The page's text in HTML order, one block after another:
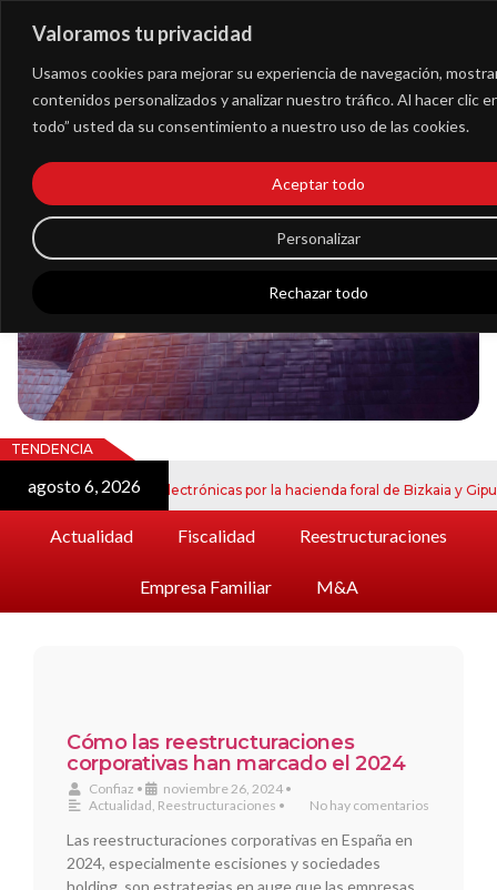
Valoramos tu privacidad
Usamos cookies para mejorar su experiencia de navegación,
contenidos personalizados y analizar nuestro tráfico. Al hacer clic
todo” usted da su consentimiento a nuestro uso de las cookies.
Personalizar
Rechazar todo
Aceptar todo
Blog
Noticias
TENDENCIA
agosto 6, 2026
de notificaciones electrónicas por la hacienda foral de Bizkaia y
Actualidad Fiscalidad Reestructuraciones
Empresa Familiar M&A
Cómo las reestructuraciones
corporativas han marcado el 2024
Confiaz • noviembre 26, 2024 •
Actualidad, Reestructuraciones • No hay comentarios
Las reestructuraciones corporativas en España en
2024, especialmente escisiones y sociedades
holding, son estrategias en auge que las empresas